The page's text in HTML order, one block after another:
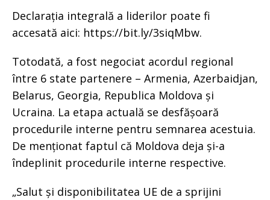
Declarația integrală a liderilor poate fi
accesată aici: https://bit.ly/3siqMbw.
Totodată, a fost negociat acordul regional
între 6 state partenere – Armenia, Azerbaidjan,
Belarus, Georgia, Republica Moldova și
Ucraina. La etapa actuală se desfășoară
procedurile interne pentru semnarea acestuia.
De menționat faptul că Moldova deja și-a
îndeplinit procedurile interne respective.
„Salut și disponibilitatea UE de a sprijini